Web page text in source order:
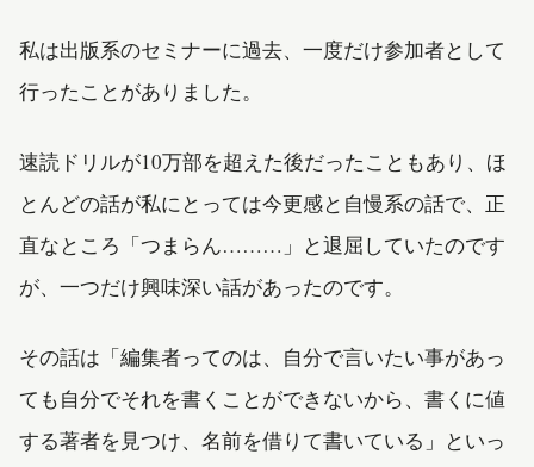
私は出版系のセミナーに過去、一度だけ参加者として
行ったことがありました。
速読ドリルが10万部を超えた後だったこともあり、ほ
とんどの話が私にとっては今更感と自慢系の話で、正
直なところ「つまらん………」と退屈していたのです
が、一つだけ興味深い話があったのです。
その話は「編集者ってのは、自分で言いたい事があっ
ても自分でそれを書くことができないから、書くに値
する著者を見つけ、名前を借りて書いている」といっ